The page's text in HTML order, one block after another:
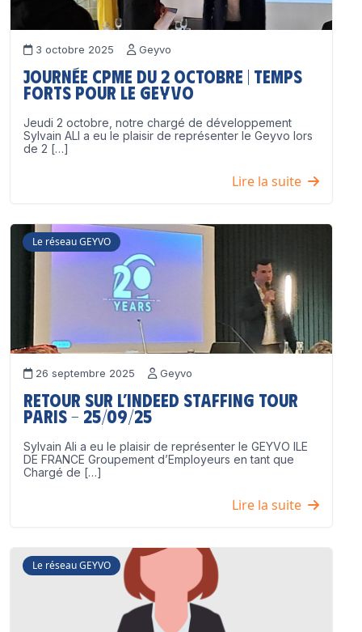
3 octobre 2025 Geyvo
Journée CPME du 2 octobre | Temps
forts pour le GEYVO
Jeudi 2 octobre, notre chargé de développement
Sylvain ALI a eu le plaisir de représenter le Geyvo lors
de 2 […]
Lire la suite
Le réseau GEYVO
26 septembre 2025 Geyvo
Retour sur l’Indeed Staffing Tour
Paris – 25/09/25
Sylvain Ali a eu le plaisir de représenter le GEYVO ILE
DE FRANCE Groupement d’Employeurs en tant que
Chargé de […]
Lire la suite
Le réseau GEYVO